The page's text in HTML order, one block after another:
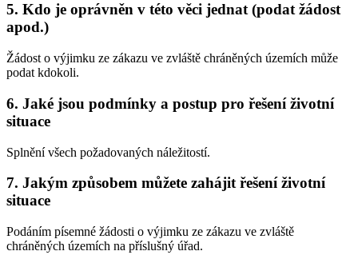
5. Kdo je oprávněn v této věci jednat (podat žádost
apod.)
Žádost o výjimku ze zákazu ve zvláště chráněných územích může
podat kdokoli.
6. Jaké jsou podmínky a postup pro řešení životní
situace
Splnění všech požadovaných náležitostí.
7. Jakým způsobem můžete zahájit řešení životní
situace
Podáním písemné žádosti o výjimku ze zákazu ve zvláště
chráněných územích na příslušný úřad.